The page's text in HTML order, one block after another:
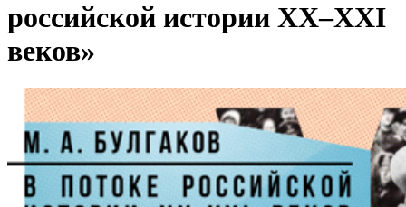
российской истории XX–XXI
веков»